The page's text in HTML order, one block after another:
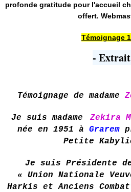
profonde gratitude pour l'accueil
offert.
Témoignage
-
Témoignage de madame
Je suis madame Zekira
née en 1951 à Grarem
Petite
Je suis Présidente
« Union Nationale
Harkis et Anciens